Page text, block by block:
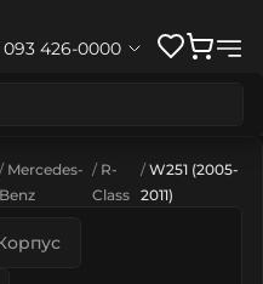
093 426-0000
Mercedes-
Benz
R-
Class
W251 (2005-
2011)